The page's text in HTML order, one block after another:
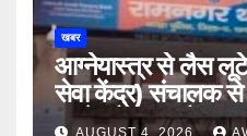
खबर
आग्नेयास्त्र से लैस
सेवा केंद्र) संचालक
रुपये, लैपटॉप, मोबाइल